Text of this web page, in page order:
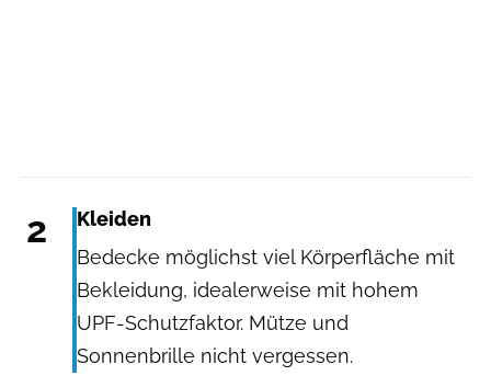
2
Kleiden
Bedecke möglichst viel Körperfläche mit
Bekleidung, idealerweise mit hohem
UPF-Schutzfaktor. Mütze und
Sonnenbrille nicht vergessen.